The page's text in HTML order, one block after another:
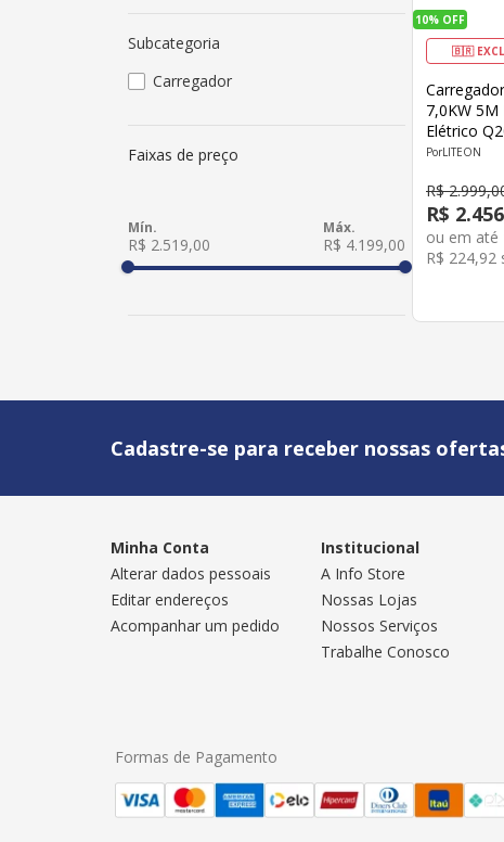
Subcategoria
Carregador
Faixas de preço
R$ 2.519,00 R$ 4.199,00
10% OFF
🇧🇷
7,0KW 5M
Elétrico
app Tuya
LITEON
R$ 2.999,
R$ 2.456
ou em até
R$ 224,92
Cadastre-se para receber nossas
Minha Conta
Alterar dados pessoais
Editar endereços
Acompanhar um pedido
Institucional
A Info Store
Nossas Lojas
Nossos Serviços
Trabalhe Conosco
Formas de Pagamento